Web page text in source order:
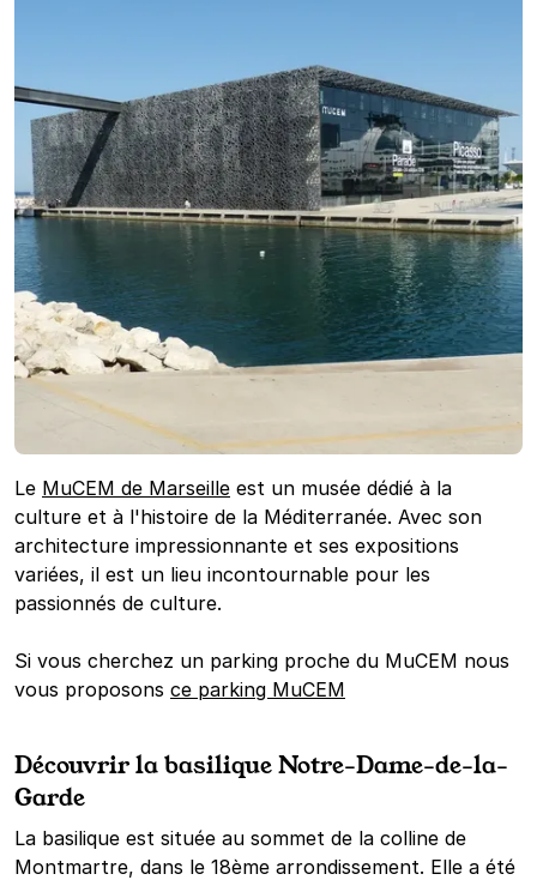
Le MuCEM de Marseille est un musée dédié à la
culture et à l'histoire de la Méditerranée. Avec son
architecture impressionnante et ses expositions
variées, il est un lieu incontournable pour les
passionnés de culture.
Si vous cherchez un parking proche du MuCEM nous
vous proposons ce parking MuCEM
Découvrir la basilique Notre-Dame-de-la-
Garde
La basilique est située au sommet de la colline de
Montmartre, dans le 18ème arrondissement. Elle a été